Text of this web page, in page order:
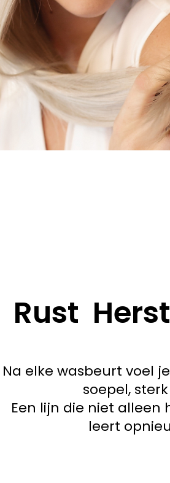
Rust
Na elke wasbeurt voel
soepel,
Een lijn die niet
leert